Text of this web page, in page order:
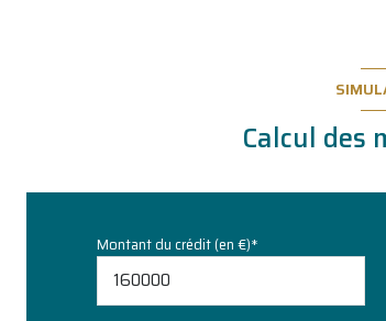
Calcul des
Montant du crédit (en €)*